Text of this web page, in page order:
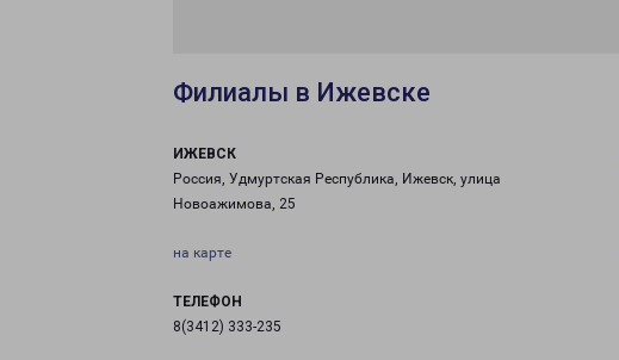
Филиалы в Ижевске
ИЖЕВСК
Россия, Удмуртская Республика, Ижевск, улица
Новоажимова, 25
на карте
ТЕЛЕФОН
8(3412) 333-235